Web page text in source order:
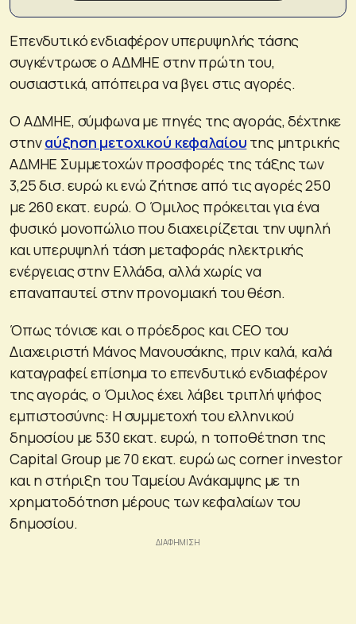
Επενδυτικό ενδιαφέρον υπερυψηλής τάσης
συγκέντρωσε ο ΑΔΜΗΕ στην πρώτη του,
ουσιαστικά, απόπειρα να βγει στις αγορές.
Ο ΑΔΜΗΕ, σύμφωνα με πηγές της αγοράς, δέχτηκε
στηναύξηση μετοχικού κεφαλαίου της μητρικής
ΑΔΜΗΕ Συμμετοχών προσφορές της τάξης των
3,25 δισ. ευρώ κι ενώ ζήτησε από τις αγορές 250
με 260 εκατ. ευρώ. Ο Όμιλος πρόκειται για ένα
φυσικό μονοπώλιο που διαχειρίζεται την υψηλή
και υπερυψηλή τάση μεταφοράς ηλεκτρικής
ενέργειας στην Ελλάδα, αλλά χωρίς να
επαναπαυτεί στην προνομιακή του θέση.
Όπως τόνισε και ο πρόεδρος και CEO του
Διαχειριστή Μάνος Μανουσάκης, πριν καλά, καλά
καταγραφεί επίσημα το επενδυτικό ενδιαφέρον
της αγοράς, ο Όμιλος έχει λάβει τριπλή ψήφος
εμπιστοσύνης: Η συμμετοχή του ελληνικού
δημοσίου με 530 εκατ. ευρώ, η τοποθέτηση της
Capital Group με 70 εκατ. ευρώ ως corner investor
και η στήριξη του Ταμείου Ανάκαμψης με τη
χρηματοδότηση μέρους των κεφαλαίων του
δημοσίου.